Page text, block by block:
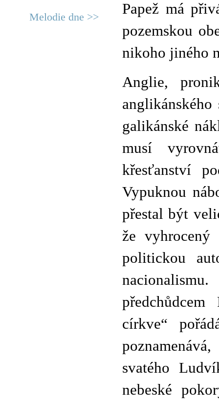
Melodie dne >>
Papež má
pozemskou
nikoho jiného
Anglie,
galikánské
musí
křesťanství
Vypuknou
přestal být
že vyhrocený
politickou
předchůdcem
církve“
svatého
nebeské